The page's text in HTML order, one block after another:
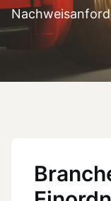
Kontakt